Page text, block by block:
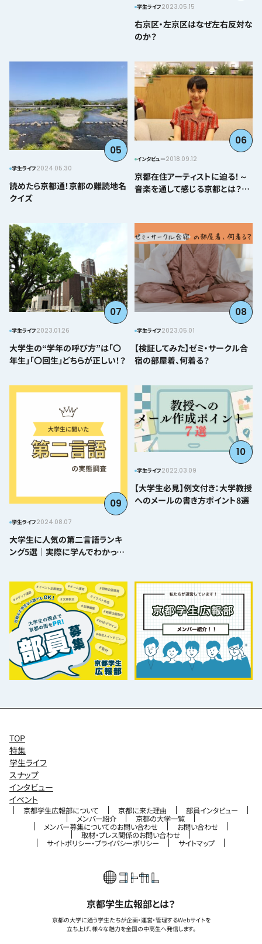
学生ライフ2023.05.15
右京区・左京区はなぜ左右反対な
のか？
05
学生ライフ2024.05.30
読めたら京都通！京都の難読地名
クイズ
06
インタビュー2018.09.12
京都在住アーティストに迫る！～
音楽を通して感じる京都とは？＠
07
学生ライフ2023.01.26
大学生の“学年の呼び方”は「〇
年生」「〇回生」どちらが正しい！？
08
学生ライフ2023.05.01
【検証してみた】ゼミ・サークル合
宿の部屋着、何着る？
09
学生ライフ2024.08.07
大学生に人気の第二言語ランキ
ング5選｜実際に学んでわかった
10
学生ライフ2022.03.09
【大学生必見】例文付き：大学教授
へのメールの書き方ポイント8選
京都学生広報部とは？
京都の大学に通う学生たちが企画・運営・管理するWebサイトを
立ち上げ、様々な魅力を全国の中高生へ発信します。
TOP
特集
学生ライフ
スナップ
インタビュー
イベント
京都学生広報部について 京都に来た理由 部員インタビュー
メンバー紹介 京都の大学一覧
メンバー募集についてのお問い合わせ お問い合わせ
取材・プレス関係のお問い合わせ
サイトポリシー・プライバシーポリシー サイトマップ